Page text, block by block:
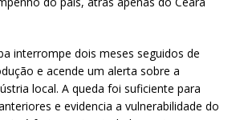
interrompe dois meses seguidos de
e acende um alerta sobre a
local. A queda foi suficiente para
e evidencia a vulnerabilidade do